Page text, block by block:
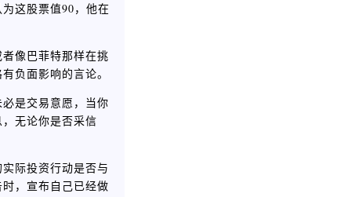
这股票值90，他在
像巴菲特那样在挑
负面影响的言论。
是交易意愿，当你
无论你是否采信
际投资行动是否与
，宣布自己已经做